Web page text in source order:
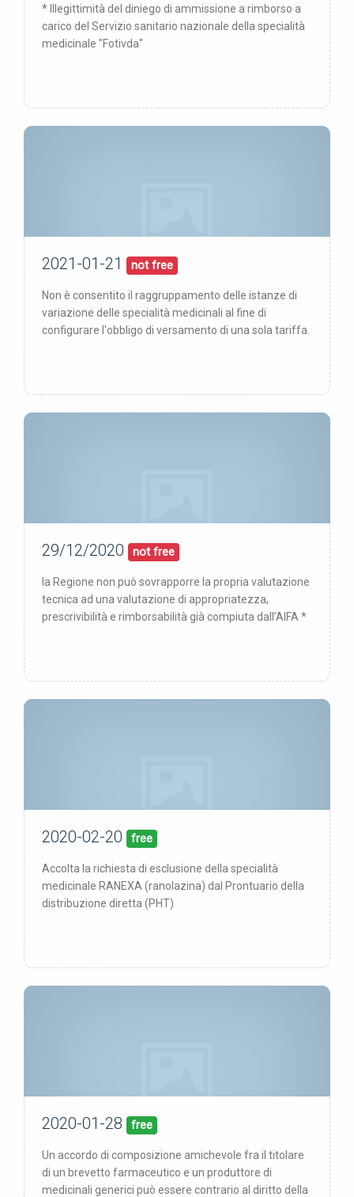
* Illegittimità del diniego di ammissione a rimborso a
carico del Servizio sanitario nazionale della specialità
medicinale "Fotivda"
pubblicata:21/01/21
2021-01-21 not free
Non è consentito il raggruppamento delle istanze di
variazione delle specialità medicinali al fine di
configurare l'obbligo di versamento di una sola tariffa.
pubblicata: 29/12/20
29/12/2020 not free
la Regione non può sovrapporre la propria valutazione
tecnica ad una valutazione di appropriatezza,
prescrivibilità e rimborsabilità già compiuta dall’AIFA *
pubblicata:20/02/20
2020-02-20 free
Accolta la richiesta di esclusione della specialità
medicinale RANEXA (ranolazina) dal Prontuario della
distribuzione diretta (PHT)
pubblicata:28/01/20
2020-01-28 free
Un accordo di composizione amichevole fra il titolare
di un brevetto farmaceutico e un produttore di
medicinali generici può essere contrario al diritto della